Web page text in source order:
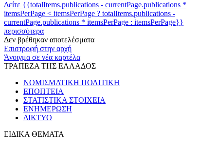
Δείτε {{totalItems.publications - currentPage.publications *
itemsPerPage < itemsPerPage ? totalItems.publications -
currentPage.publications * itemsPerPage : itemsPerPage}}
περισσότερα
Δεν βρέθηκαν αποτελέσματα
Επιστροφή στην αρχή
Άνοιγμα σε νέα καρτέλα
ΤΡΑΠΕΖΑ ΤΗΣ ΕΛΛΑΔΟΣ
ΝΟΜΙΣΜΑΤΙΚΗ ΠΟΛΙΤΙΚΗ
ΕΠΟΠΤΕΙΑ
ΣΤΑΤΙΣΤΙΚΑ ΣΤΟΙΧΕΙΑ
ΕΝΗΜΕΡΩΣΗ
ΔΙΚΤΥΟ
ΕΙΔΙΚΑ ΘΕΜΑΤΑ